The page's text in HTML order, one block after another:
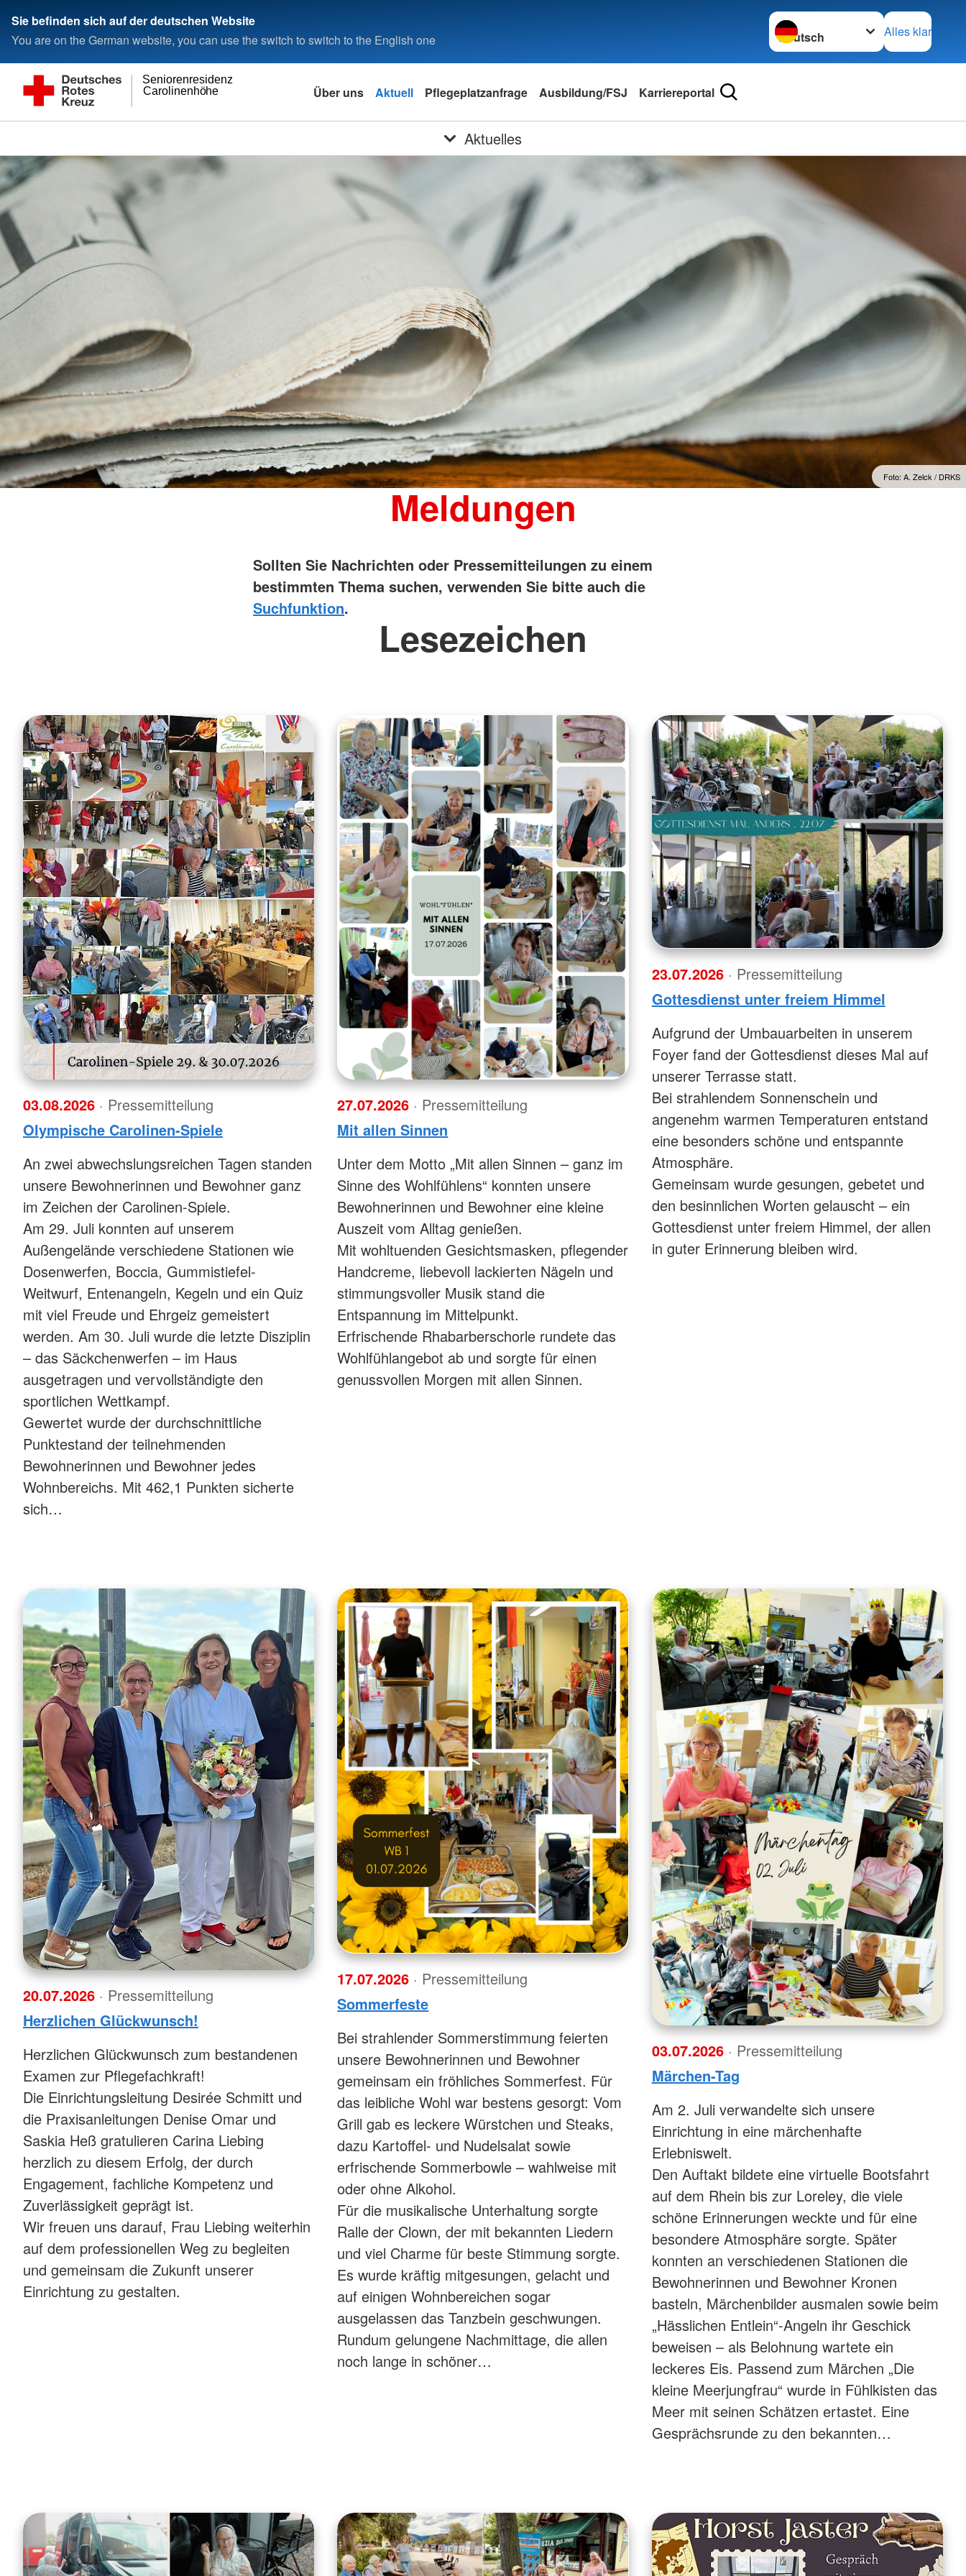
Sie befinden sich auf der deutschen Website
You are on the German website, you can use the switch to switch to the English one
Sprache wechseln zu
Alles klar
Carolinenhöhe
Seniorenresidenz
Über uns Aktuell Pflegeplatzanfrage Ausbildung/FSJ Karriereportal
Aktuelles
Foto: A. Zelck / DRKS
Meldungen
Sollten Sie Nachrichten oder Pressemitteilungen zu einem
bestimmten Thema suchen, verwenden Sie bitte auch die
Suchfunktion.
Lesezeichen
03.08.2026 · Pressemitteilung
Olympische Carolinen-Spiele
An zwei abwechslungsreichen Tagen standen
unsere Bewohnerinnen und Bewohner ganz
im Zeichen der Carolinen-Spiele.
Am 29. Juli konnten auf unserem
Außengelände verschiedene Stationen wie
Dosenwerfen, Boccia, Gummistiefel-
Weitwurf, Entenangeln, Kegeln und ein Quiz
mit viel Freude und Ehrgeiz gemeistert
werden. Am 30. Juli wurde die letzte Disziplin
– das Säckchenwerfen – im Haus
ausgetragen und vervollständigte den
sportlichen Wettkampf.
Gewertet wurde der durchschnittliche
Punktestand der teilnehmenden
Bewohnerinnen und Bewohner jedes
Wohnbereichs. Mit 462,1 Punkten sicherte
sich…
27.07.2026 · Pressemitteilung
Mit allen Sinnen
Unter dem Motto „Mit allen Sinnen – ganz im
Sinne des Wohlfühlens“ konnten unsere
Bewohnerinnen und Bewohner eine kleine
Auszeit vom Alltag genießen.
Mit wohltuenden Gesichtsmasken, pflegender
Handcreme, liebevoll lackierten Nägeln und
stimmungsvoller Musik stand die
Entspannung im Mittelpunkt.
Erfrischende Rhabarberschorle rundete das
Wohlfühlangebot ab und sorgte für einen
genussvollen Morgen mit allen Sinnen.
23.07.2026 · Pressemitteilung
Gottesdienst unter freiem Himmel
Aufgrund der Umbauarbeiten in unserem
Foyer fand der Gottesdienst dieses Mal auf
unserer Terrasse statt.
Bei strahlendem Sonnenschein und
angenehm warmen Temperaturen entstand
eine besonders schöne und entspannte
Atmosphäre.
Gemeinsam wurde gesungen, gebetet und
den besinnlichen Worten gelauscht – ein
Gottesdienst unter freiem Himmel, der allen
in guter Erinnerung bleiben wird.
20.07.2026 · Pressemitteilung
Herzlichen Glückwunsch!
Herzlichen Glückwunsch zum bestandenen
Examen zur Pflegefachkraft!
Die Einrichtungsleitung Desirée Schmitt und
die Praxisanleitungen Denise Omar und
Saskia Heß gratulieren Carina Liebing
herzlich zu diesem Erfolg, der durch
Engagement, fachliche Kompetenz und
Zuverlässigkeit geprägt ist.
Wir freuen uns darauf, Frau Liebing weiterhin
auf dem professionellen Weg zu begleiten
und gemeinsam die Zukunft unserer
Einrichtung zu gestalten.
17.07.2026 · Pressemitteilung
Sommerfeste
Bei strahlender Sommerstimmung feierten
unsere Bewohnerinnen und Bewohner
gemeinsam ein fröhliches Sommerfest. Für
das leibliche Wohl war bestens gesorgt: Vom
Grill gab es leckere Würstchen und Steaks,
dazu Kartoffel- und Nudelsalat sowie
erfrischende Sommerbowle – wahlweise mit
oder ohne Alkohol.
Für die musikalische Unterhaltung sorgte
Ralle der Clown, der mit bekannten Liedern
und viel Charme für beste Stimmung sorgte.
Es wurde kräftig mitgesungen, gelacht und
auf einigen Wohnbereichen sogar
ausgelassen das Tanzbein geschwungen.
Rundum gelungene Nachmittage, die allen
noch lange in schöner…
03.07.2026 · Pressemitteilung
Märchen-Tag
Am 2. Juli verwandelte sich unsere
Einrichtung in eine märchenhafte
Erlebniswelt.
Den Auftakt bildete eine virtuelle Bootsfahrt
auf dem Rhein bis zur Loreley, die viele
schöne Erinnerungen weckte und für eine
besondere Atmosphäre sorgte. Später
konnten an verschiedenen Stationen die
Bewohnerinnen und Bewohner Kronen
basteln, Märchenbilder ausmalen sowie beim
„Hässlichen Entlein“-Angeln ihr Geschick
beweisen – als Belohnung wartete ein
leckeres Eis. Passend zum Märchen „Die
kleine Meerjungfrau“ wurde in Fühlkisten das
Meer mit seinen Schätzen ertastet. Eine
Gesprächsrunde zu den bekannten…